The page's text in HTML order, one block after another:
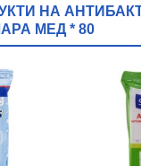
НА
МЕД * 80